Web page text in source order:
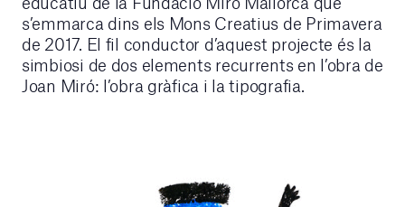
s’emmarca dins els Mons Creatius de Primavera
de 2017. El fil conductor d’aquest projecte és la
simbiosi de dos elements recurrents en l’obra de
Joan Miró: l’obra gràfica i la tipografia.